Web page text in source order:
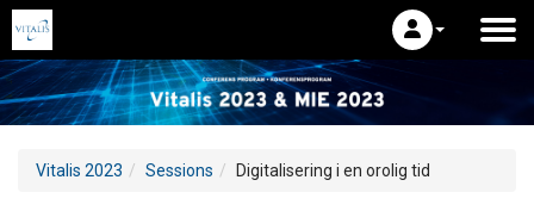
Vitalis 2023 Sessions Digitalisering i en orolig tid